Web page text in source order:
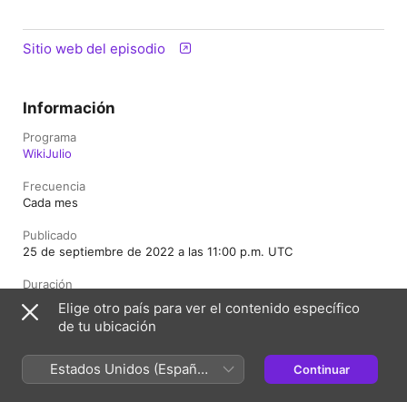
Sitio web del episodio
Información
Programa
WikiJulio
Frecuencia
Cada mes
Publicado
25 de septiembre de 2022 a las 11:00 p.m. UTC
Duración
Clasificación
Elige otro país para ver el contenido específico
de tu ubicación
Estados Unidos (Español
México)
Continuar